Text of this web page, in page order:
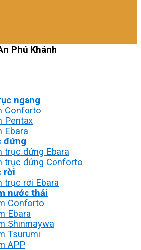
Phú Khánh
ngang
Conforto
Pentax
Ebara
đứng
trục đứng Ebara
trục đứng Conforto
rời
trục rời Ebara
nước thải
Conforto
Ebara
Shinmaywa
Tsurumi
APP